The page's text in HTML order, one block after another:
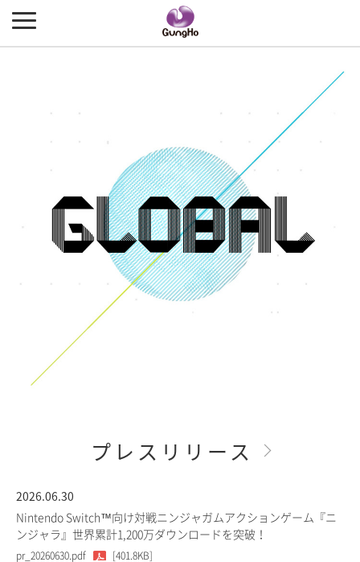
プレスリリース
2026.06.30
Nintendo Switch™向け対戦ニンジャガムアクションゲーム『ニ
ンジャラ』世界累計1,200万ダウンロードを突破！
pr_20260630.pdf [401.8KB]